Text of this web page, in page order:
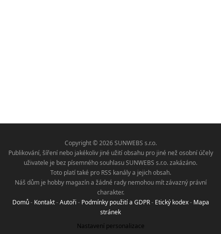
Copyright © 2026 SUNWEBS s.r.o.
Publikování, šíření nebo jakékoliv jiné užití obsahu pro jiné než osobní účely
uživatele je bez písemného souhlasu SUNWEBS s.r.o. zakázáno.
Toto platí také pro RSS kanály a jejich obsah.
Náš dům je hobby magazín a žádné rady nemohou mít závazný právní
charakter.
Domů- Kontakt-Autoři - Podmínky použití a GDPR- Etický kodex- Mapa
stránek
Nastavení personalizace